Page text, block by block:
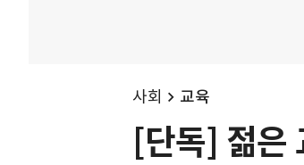
사회 교육
[단독] 젊은